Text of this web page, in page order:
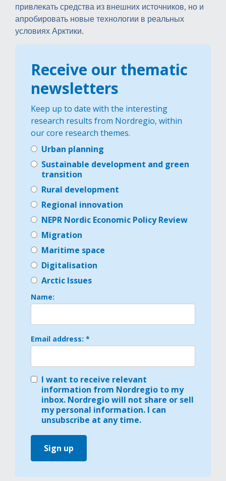
привлекать средства из внешних источников, но и
апробировать новые технологии в реальных
условиях Арктики.
Receive our thematic
newsletters
Keep up to date with the interesting
research results from Nordregio, within
our core research themes.
Urban planning
Sustainable development and green
transition
Rural development
Regional innovation
NEPR Nordic Economic Policy Review
Migration
Maritime space
Digitalisation
Arctic Issues
Name:
Email address: *
I want to receive relevant
information from Nordregio to my
inbox. Nordregio will not share or sell
my personal information. I can
unsubscribe at any time.
Sign up